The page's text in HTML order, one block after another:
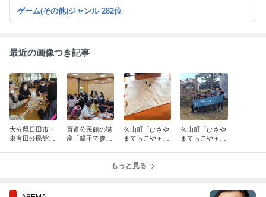
中心。2011年砂時計を使った石取りゲーム「Amen」、2019年「さ
くらの大冒険」（つみきや）をゲームデザイン。
ゲーム(その他)ジャンル 282位
最近の画像つき記事
大分県日田市・
東有田公民館に
百道公民館の講
座「親子で参加
久山町「ひさや
まてらこや＋20
（2026.1.11）
久山町「ひさや
まてらこや＋20
もっと見る